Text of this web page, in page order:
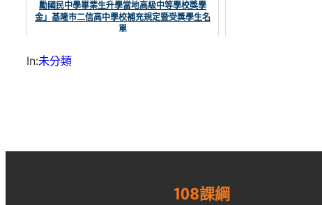
勵國民中學畢業生升學當地高級中等學校獎學
金」基隆市二信高中學校補充規定暨受獎學生名
單
In:未分類
108課綱